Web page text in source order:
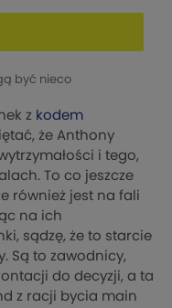
być nieco
z kodem
że Anthony
i tego,
To co jeszcze
również jest na fali
na ich
sądzę, że to starcie
Są to zawodnicy,
do decyzji, a ta
z racji bycia main